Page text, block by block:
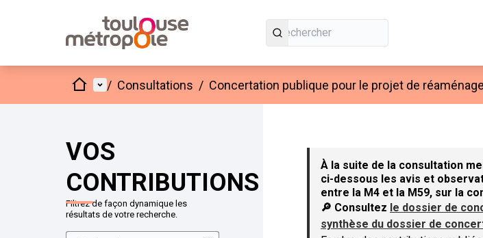
AccueilMenu principal
/ Consultations / Concertation publique pour le projet de
VOS
CONTRIBUTIONS
Filtrez de façon dynamique les
résultats de votre recherche.
À la suite de la consultation
ci-dessous les avis et
entre la M4 et la M59, sur la
🔎 Consultez le dossier de
synthèse du dossier de